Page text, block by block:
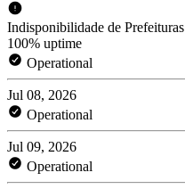
Indisponibilidade de Prefeituras
100% uptime
Operational
Jul 08, 2026
Operational
Jul 09, 2026
Operational